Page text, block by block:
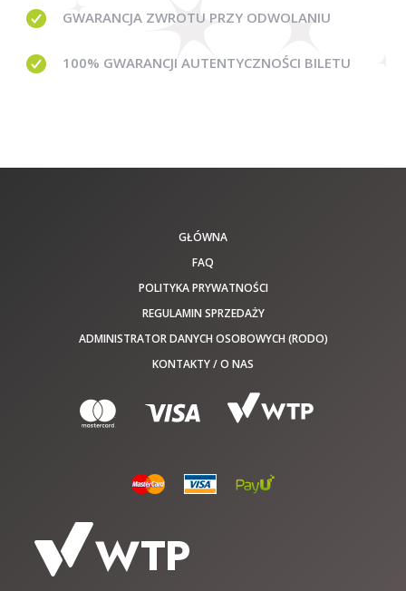
GWARANCJA ZWROTU PRZY ODWOLANIU
100% GWARANCJI AUTENTYCZNOŚCI BILETU
GŁÓWNA
FAQ
POLITYKA PRYWATNOŚCI
REGULAMIN SPRZEDAŻY
ADMINISTRATOR DANYCH OSOBOWYCH (RODO)
KONTAKTY / O NAS